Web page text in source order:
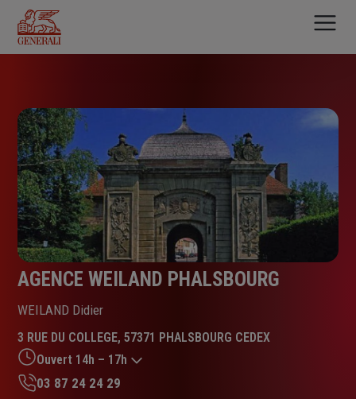
contenu
principal
AGENCE WEILAND PHALSBOURG
WEILAND Didier
3 RUE DU COLLEGE, 57371 PHALSBOURG CEDEX
Ouvert 14h – 17h
03 87 24 24 29